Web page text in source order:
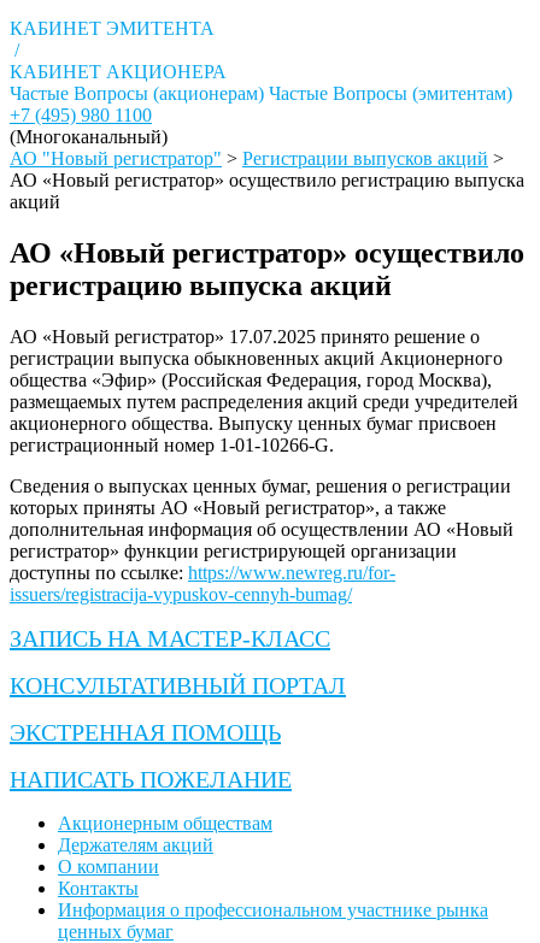
КАБИНЕТ ЭМИТЕНТА
/
КАБИНЕТ АКЦИОНЕРА
Частые Вопросы (акционерам) Частые Вопросы (эмитентам)
+7 (495) 980 1100
(Многоканальный)
АО "Новый регистратор" > Регистрации выпусков акций >
АО «Новый регистратор» осуществило регистрацию выпуска
акций
АО «Новый регистратор» осуществило
регистрацию выпуска акций
АО «Новый регистратор» 17.07.2025 принято решение о
регистрации выпуска обыкновенных акций Акционерного
общества «Эфир» (Российская Федерация, город Москва),
размещаемых путем распределения акций среди учредителей
акционерного общества. Выпуску ценных бумаг присвоен
регистрационный номер 1-01-10266-G.
Сведения о выпусках ценных бумаг, решения о регистрации
которых приняты АО «Новый регистратор», а также
дополнительная информация об осуществлении АО «Новый
регистратор» функции регистрирующей организации
доступны по ссылке: https://www.newreg.ru/for-
issuers/registracija-vypuskov-cennyh-bumag/
ЗАПИСЬ НА МАСТЕР-КЛАСС
КОНСУЛЬТАТИВНЫЙ ПОРТАЛ
ЭКСТРЕННАЯ ПОМОЩЬ
НАПИСАТЬ ПОЖЕЛАНИЕ
Акционерным обществам
Держателям акций
О компании
Контакты
Информация о профессиональном участнике рынка
ценных бумаг